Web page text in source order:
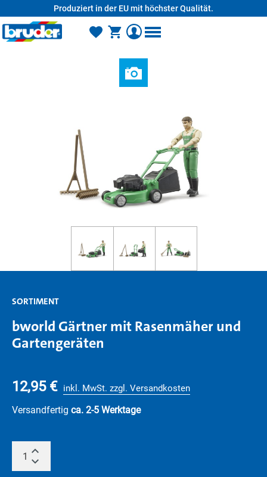
Produziert in der EU mit höchster Qualität.
SORTIMENT
bworld Gärtner mit Rasenmäher und
Gartengeräten
12,95 € inkl. MwSt. zzgl. Versandkosten
Versandfertig ca. 2-5 Werktage